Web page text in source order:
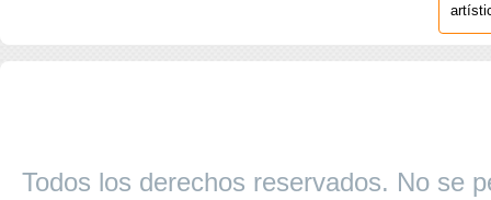
Todos los derechos reservados. No se